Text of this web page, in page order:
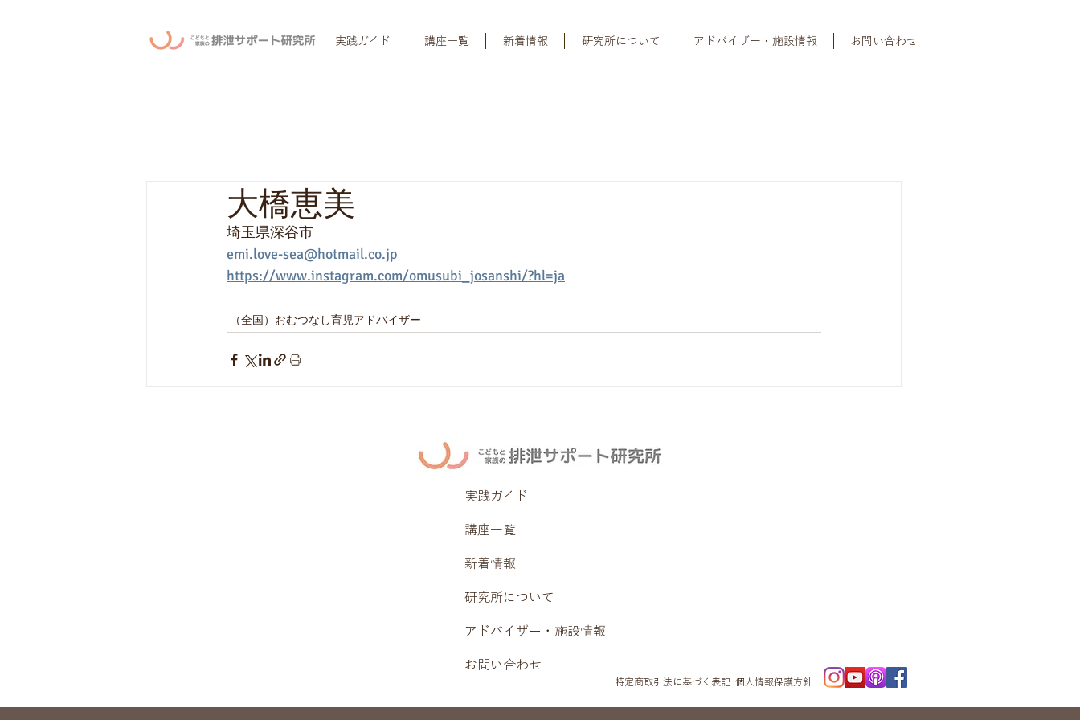
実践ガイド 講座一覧 新着情報 研究所について アドバイザー・施設情報 お問い合わせ
大橋恵美
埼玉県深谷市
emi.love-sea@hotmail.co.jp
https://www.instagram.com/omusubi_josanshi/?hl=ja
（全国）おむつなし育児アドバイザー
実践ガイド
講座一覧
新着情報
研究所について
アドバイザー・施設情報
お問い合わせ
特定商取引法に基づく表記 個人情報保護方針